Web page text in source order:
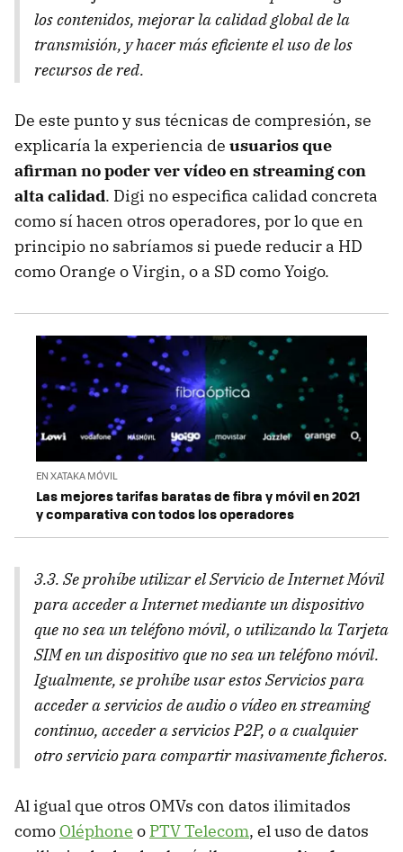
los contenidos, mejorar la calidad global de la
transmisión, y hacer más eficiente el uso de los
recursos de red.
De este punto y sus técnicas de compresión, se
explicaría la experiencia de usuarios que
afirman no poder ver vídeo en streaming con
alta calidad. Digi no especifica calidad concreta
como sí hacen otros operadores, por lo que en
principio no sabríamos si puede reducir a HD
como Orange o Virgin, o a SD como Yoigo.
EN XATAKA MÓVIL
Las mejores tarifas baratas de fibra y móvil en 2021
y comparativa con todos los operadores
3.3. Se prohíbe utilizar el Servicio de Internet Móvil
para acceder a Internet mediante un dispositivo
que no sea un teléfono móvil, o utilizando la Tarjeta
SIM en un dispositivo que no sea un teléfono móvil.
Igualmente, se prohíbe usar estos Servicios para
acceder a servicios de audio o vídeo en streaming
continuo, acceder a servicios P2P, o a cualquier
otro servicio para compartir masivamente ficheros.
Al igual que otros OMVs con datos ilimitados
como Oléphone o PTV Telecom, el uso de datos